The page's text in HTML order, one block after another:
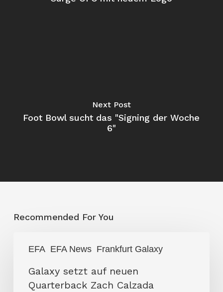
Next Post
Foot Bowl sucht das "Signing der Woche
6"
Recommended For You
EFA EFA News Frankfurt Galaxy
setzt
neuen
Galaxy setzt auf neuen
Quarterback Zach Calzada